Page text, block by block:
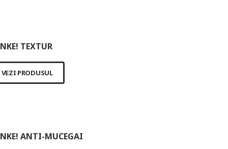
TEXTUR
VEZI PRODUSUL
ANTI-MUCEGAI